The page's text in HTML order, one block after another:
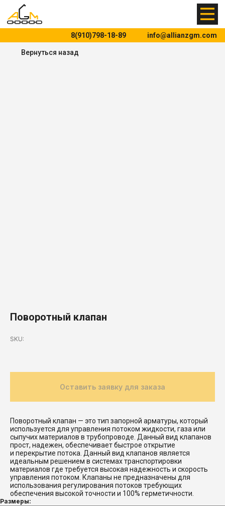
Поворотный клапан
SKU:
Оставить заявку для заказа
Поворотный клапан — это тип запорной арматуры, который
используется для управления потоком жидкости, газа или
сыпучих материалов в трубопроводе. Данный вид клапанов
прост, надежен, обеспечивает быстрое открытие
и перекрытие потока. Данный вид клапанов является
идеальным решением в системах транспортировки
материалов где требуется высокая надежность и скорость
управления потоком. Клапаны не предназначены для
использования регулирования потоков требующих
обеспечения высокой точности и 100% герметичности.
Размеры: